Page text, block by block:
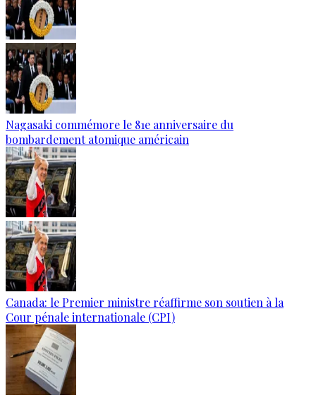
Nagasaki commémore le 81e anniversaire du
bombardement atomique américain
Canada: le Premier ministre réaffirme son soutien à la
Cour pénale internationale (CPI)